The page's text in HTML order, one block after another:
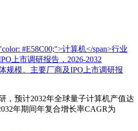
规模、主要厂商及IPO上市调研报
，预计2032年全球量子计算机产值达
年期间年复合增长率CAGR为